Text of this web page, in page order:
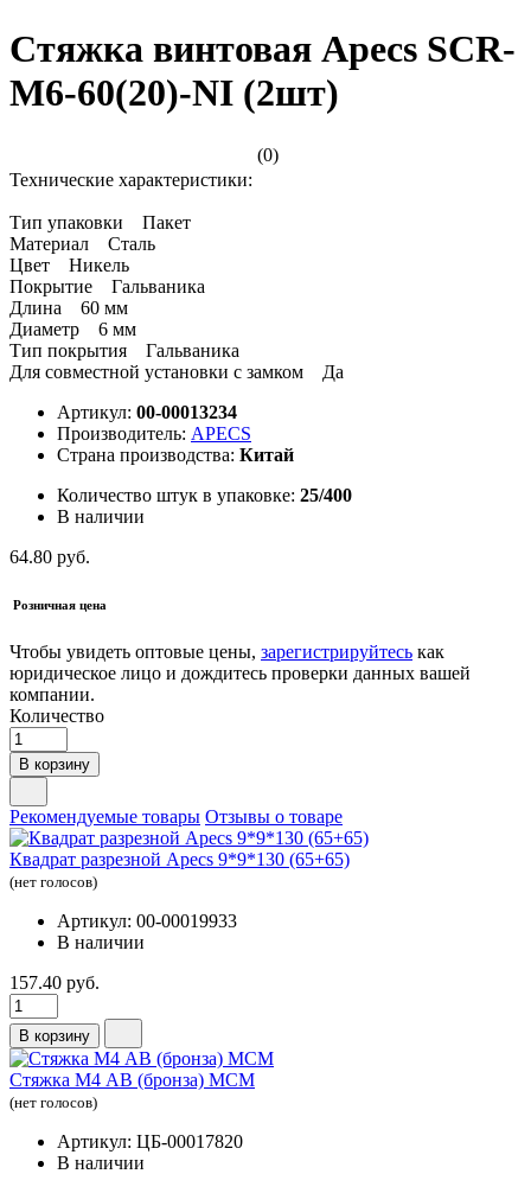
Стяжка винтовая Apecs SCR-
M6-60(20)-NI (2шт)
(0)
Технические характеристики:
Тип упаковки Пакет
Материал Сталь
Цвет Никель
Покрытие Гальваника
Длина 60 мм
Диаметр 6 мм
Тип покрытия Гальваника
Для совместной установки с замком Да
Артикул: 00-00013234
Производитель: APECS
Страна производства: Китай
Количество штук в упаковке: 25/400
В наличии
64.80 руб.
Розничная цена
Чтобы увидеть оптовые цены, зарегистрируйтесь как
юридическое лицо и дождитесь проверки данных вашей
компании.
Количество
В корзину
Рекомендуемые товары Отзывы о товаре
Квадрат разрезной Apecs 9*9*130 (65+65)
(нет голосов)
Артикул: 00-00019933
В наличии
157.40 руб.
В корзину
Стяжка М4 АВ (бронза) МСМ
(нет голосов)
Артикул: ЦБ-00017820
В наличии